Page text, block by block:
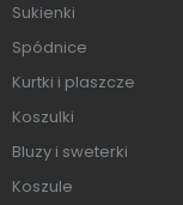
Sukienki
Spódnice
Kurtki i plaszcze
Koszulki
Bluzy i sweterki
Koszule